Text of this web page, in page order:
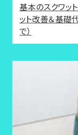
基本のスクワッ
ット改善＆基礎
で）